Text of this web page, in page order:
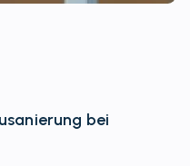
Angebot
bei